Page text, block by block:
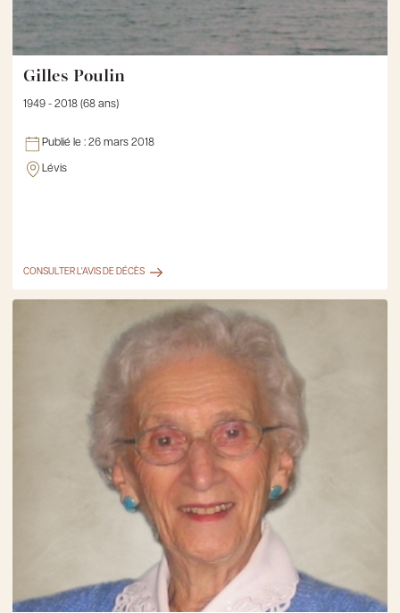
Gilles Poulin
1949 - 2018 (68 ans)
Publié le : 26 mars 2018
Lévis
CONSULTER L'AVIS DE DÉCÈS